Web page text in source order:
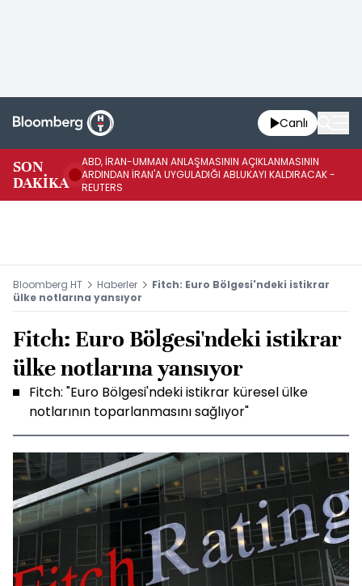
Canlı
SON
DAKİKA
ABD, İRAN-UMMAN ANLAŞMASININ AÇIKLANMASININ
ARDINDAN İRAN'A UYGULADIĞI ABLUKAYI KALDIRACAK -
REUTERS
Bloomberg HT Haberler
Fitch: Euro Bölgesi'ndeki istikrar
ülke notlarına yansıyor
Fitch: Euro Bölgesi'ndeki istikrar
ülke notlarına yansıyor
Fitch: "Euro Bölgesi'ndeki istikrar küresel ülke
notlarının toparlanmasını sağlıyor"